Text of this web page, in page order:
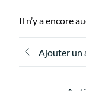
Il n’y a encore
Ajouter un